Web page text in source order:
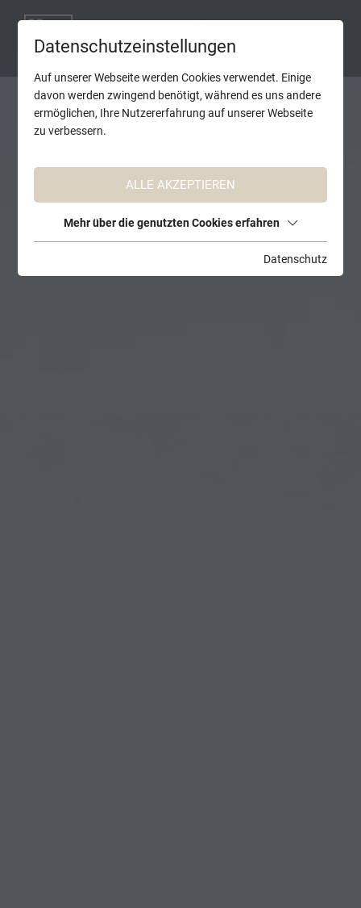
Datenschutzeinstellungen
Auf unserer Webseite werden Cookies verwendet. Einige
davon werden zwingend benötigt, während es uns andere
ermöglichen, Ihre Nutzererfahrung auf unserer Webseite
zu verbessern.
ALLE AKZEPTIEREN
Mehr über die genutzten Cookies erfahren
Datenschutz